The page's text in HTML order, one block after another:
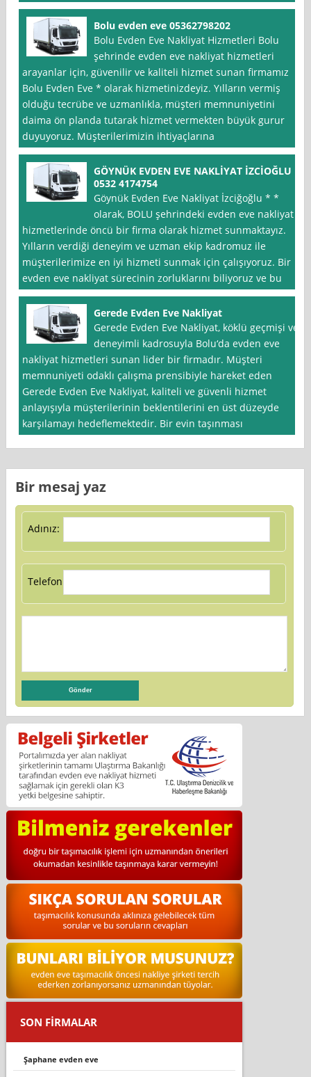
Bolu evden eve 05362798202
Bolu Evden Eve Nakliyat Hizmetleri Bolu
şehrinde evden eve nakliyat hizmetleri
arayanlar için, güvenilir ve kaliteli hizmet sunan firmamız
Bolu Evden Eve * olarak hizmetinizdeyiz. Yılların vermiş
olduğu tecrübe ve uzmanlıkla, müşteri memnuniyetini
daima ön planda tutarak hizmet vermekten büyük gurur
duyuyoruz. Müşterilerimizin ihtiyaçlarına
GÖYNÜK EVDEN EVE NAKLİYAT İZCİOĞLU
0532 4174754
Göynük Evden Eve Nakliyat İzciğoğlu * *
olarak, BOLU şehrindeki evden eve nakliyat
hizmetlerinde öncü bir firma olarak hizmet sunmaktayız.
Yılların verdiği deneyim ve uzman ekip kadromuz ile
müşterilerimize en iyi hizmeti sunmak için çalışıyoruz. Bir
evden eve nakliyat sürecinin zorluklarını biliyoruz ve bu
Gerede Evden Eve Nakliyat
Gerede Evden Eve Nakliyat, köklü geçmişi ve
deneyimli kadrosuyla Bolu‘da evden eve
nakliyat hizmetleri sunan lider bir firmadır. Müşteri
memnuniyeti odaklı çalışma prensibiyle hareket eden
Gerede Evden Eve Nakliyat, kaliteli ve güvenli hizmet
anlayışıyla müşterilerinin beklentilerini en üst düzeyde
karşılamayı hedeflemektedir. Bir evin taşınması
Bir mesaj yaz
Adınız:
Telefon:
SON FİRMALAR
şaphane evden eve